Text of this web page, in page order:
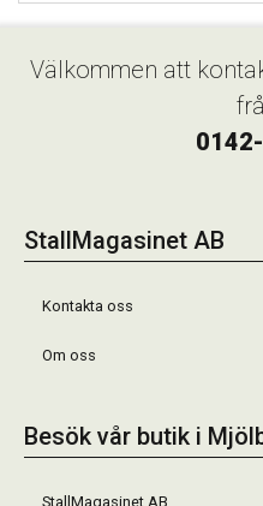
Välkommen att
StallMagasinet AB
Kontakta oss
Om oss
Besök vår butik i
StallMagasinet AB